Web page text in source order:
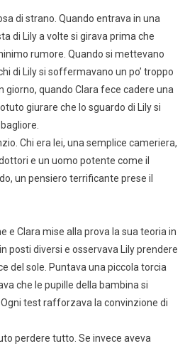
di strano. Quando entrava in una
di Lily a volte si girava prima che
rumore. Quando si mettevano
di Lily si soffermavano un po’ troppo
giorno, quando Clara fece cadere una
giurare che lo sguardo di Lily si
Chi era lei, una semplice cameriera,
e un uomo potente come il
un pensiero terrificante prese il
e Clara mise alla prova la sua teoria in
posti diversi e osservava Lily prendere
del sole. Puntava una piccola torcia
che le pupille della bambina si
test rafforzava la convinzione di
perdere tutto. Se invece aveva